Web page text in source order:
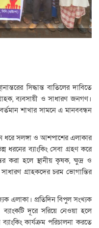
সিদ্ধান্ত বাতিলের দাবিতে
ব্যবসায়ী ও সাধারণ জনগণ।
শাখার সামনে এ মানববন্ধন
ধরে সলঙ্গা ও আশপাশের এলাকার
ধরনের ব্যাংকিং সেবা গ্রহণ করে
করা হলে স্থানীয় কৃষক, ক্ষুদ্র ও
সাধারণ গ্রাহকদের চরম ভোগান্তির
এলাকা। প্রতিদিন বিপুল সংখ্যক
দূরে সরিয়ে নেওয়া হলে
কার্যক্রম পরিচালনা করতে